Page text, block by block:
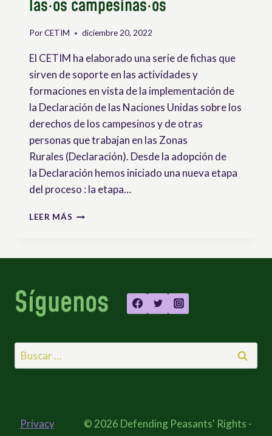
las·os campesinas·os
PorCETIM diciembre 20, 2022
El CETIM ha elaborado una serie de fichas que
sirven de soporte en las actividades y
formaciones en vista de la implementación de
la Declaración de las Naciones Unidas sobre los
derechos de los campesinos y de otras
personas que trabajan en las Zonas
Rurales (Declaración). Desde la adopción de
la Declaración hemos iniciado una nueva etapa
del proceso : la etapa…
LEER MÁS FICHAS
Síguenos
Buscar:
Privacy
© 2026 Defending Peasants' Rights -